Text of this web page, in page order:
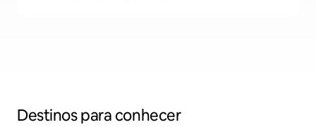
Destinos para conhecer